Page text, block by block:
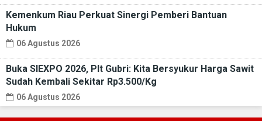
Kemenkum Riau Perkuat Sinergi Pemberi Bantuan
Hukum
06 Agustus 2026
Buka SIEXPO 2026, Plt Gubri: Kita Bersyukur Harga Sawit
Sudah Kembali Sekitar Rp3.500/Kg
06 Agustus 2026